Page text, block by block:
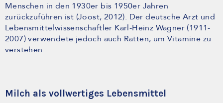
Menschen in den 1930er bis 1950er Jahren
zurückzuführen ist (Joost, 2012). Der deutsche Arzt und
Lebensmittelwissenschaftler Karl-Heinz Wagner (1911-
2007) verwendete jedoch auch Ratten, um Vitamine zu
verstehen.
Milch als vollwertiges Lebensmittel